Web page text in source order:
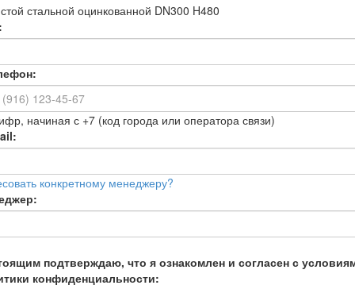
стальной оцинкованной DN300 H480
начиная с +7 (код города или оператора связи)
конкретному менеджеру?
подтверждаю, что я ознакомлен и согласен с
конфиденциальности: